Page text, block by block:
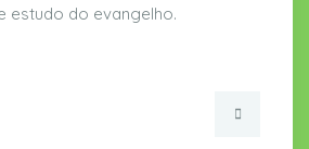
estudo do evangelho.